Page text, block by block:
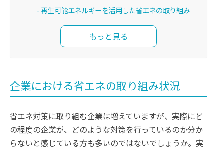
再生可能エネルギーを活用した省エネの取り組み
もっと見る
企業における省エネの取り組み状況
省エネ対策に取り組む企業は増えていますが、実際にど
の程度の企業が、どのような対策を行っているのか分か
らないと感じている方も多いのではないでしょうか。実